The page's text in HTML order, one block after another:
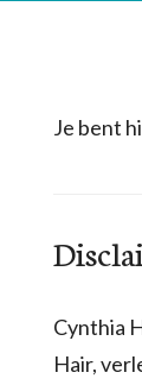
Je bent
Cynthia
Hair,